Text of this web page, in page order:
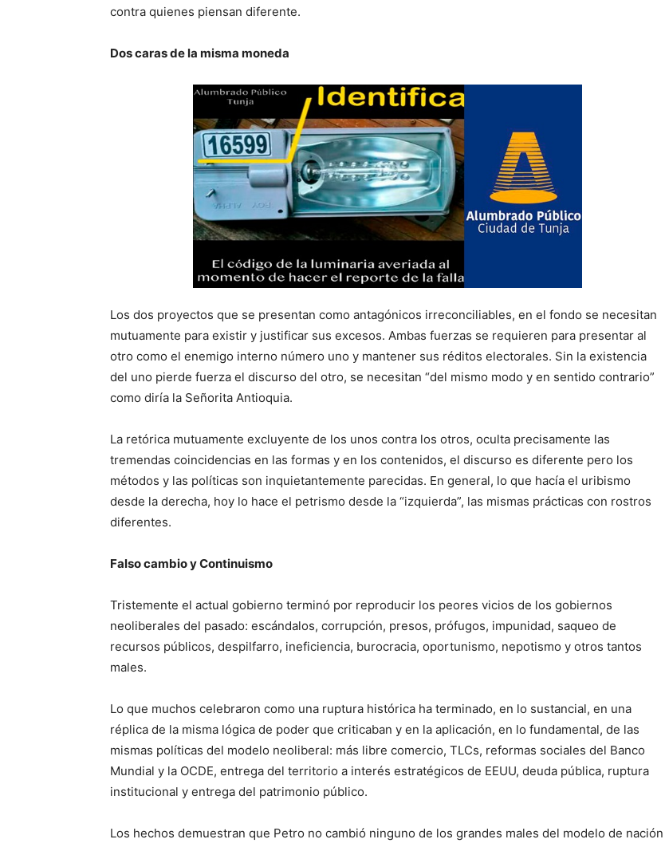
contra quienes piensan diferente.
Dos caras de la misma moneda
Los dos proyectos que se presentan como antagónicos irreconciliables, en el fondo se necesitan
mutuamente para existir y justificar sus excesos. Ambas fuerzas se requieren para presentar al
otro como el enemigo interno número uno y mantener sus réditos electorales. Sin la existencia
del uno pierde fuerza el discurso del otro, se necesitan “del mismo modo y en sentido contrario”
como diría la Señorita Antioquia.
La retórica mutuamente excluyente de los unos contra los otros, oculta precisamente las
tremendas coincidencias en las formas y en los contenidos, el discurso es diferente pero los
métodos y las políticas son inquietantemente parecidas. En general, lo que hacía el uribismo
desde la derecha, hoy lo hace el petrismo desde la “izquierda”, las mismas prácticas con rostros
diferentes.
Falso cambio y Continuismo
Tristemente el actual gobierno terminó por reproducir los peores vicios de los gobiernos
neoliberales del pasado: escándalos, corrupción, presos, prófugos, impunidad, saqueo de
recursos públicos, despilfarro, ineficiencia, burocracia, oportunismo, nepotismo y otros tantos
males.
Lo que muchos celebraron como una ruptura histórica ha terminado, en lo sustancial, en una
réplica de la misma lógica de poder que criticaban y en la aplicación, en lo fundamental, de las
mismas políticas del modelo neoliberal: más libre comercio, TLCs, reformas sociales del Banco
Mundial y la OCDE, entrega del territorio a interés estratégicos de EEUU, deuda pública, ruptura
institucional y entrega del patrimonio público.
Los hechos demuestran que Petro no cambió ninguno de los grandes males del modelo de nación